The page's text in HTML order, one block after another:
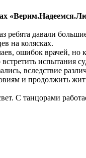
давали
на колясках.
ошибок врачей,
испытания
вследствие
и продолжить
С танцорами